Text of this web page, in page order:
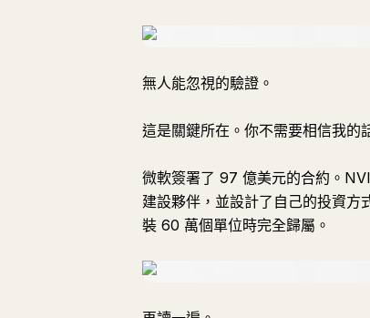
無人能忽視的驗證。
這是關鍵所在。你不需要相信我的
微軟簽署了 97 億美元的合約。
建設夥伴，並設計了自己的投資
裝 60 萬個單位時完全歸屬。